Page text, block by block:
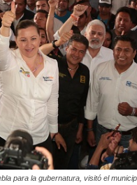
para la gubernatura, visitó el